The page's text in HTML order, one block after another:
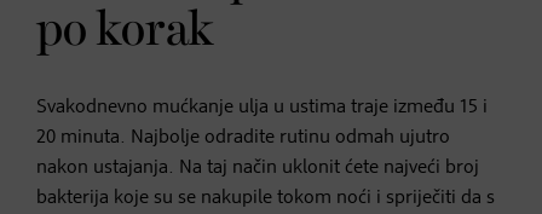
po korak
Svakodnevno mućkanje ulja u ustima traje između 15 i
20 minuta. Najbolje odradite rutinu odmah ujutro
nakon ustajanja. Na taj način uklonit ćete najveći broj
bakterija koje su se nakupile tokom noći i spriječiti da s